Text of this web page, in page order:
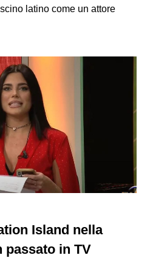
latino come un attore
Island nella
passato in TV